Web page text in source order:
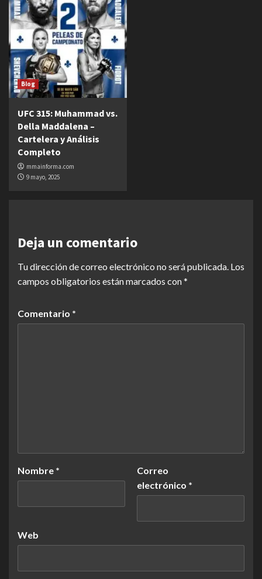
Blog
UFC 315: Muhammad vs.
Della Maddalena –
Cartelera y Análisis
Completo
mmainforma.com
9 mayo, 2025
Deja un comentario
Tu dirección de correo electrónico no será publicada. Los
campos obligatorios están marcados con*
Comentario *
Nombre *
Correo
electrónico *
Web